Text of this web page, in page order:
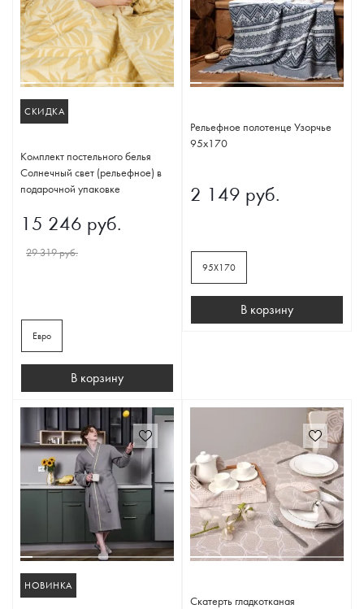
СКИДКА
Комплект постельного белья
Солнечный свет (рельефное) в
подарочной упаковке
15 246 руб.
29 319 руб.
Евро
В корзину
Рельефное полотенце Узорчье
95х170
2 149 руб.
95Х170
В корзину
НОВИНКА
Скатерть гладкотканая